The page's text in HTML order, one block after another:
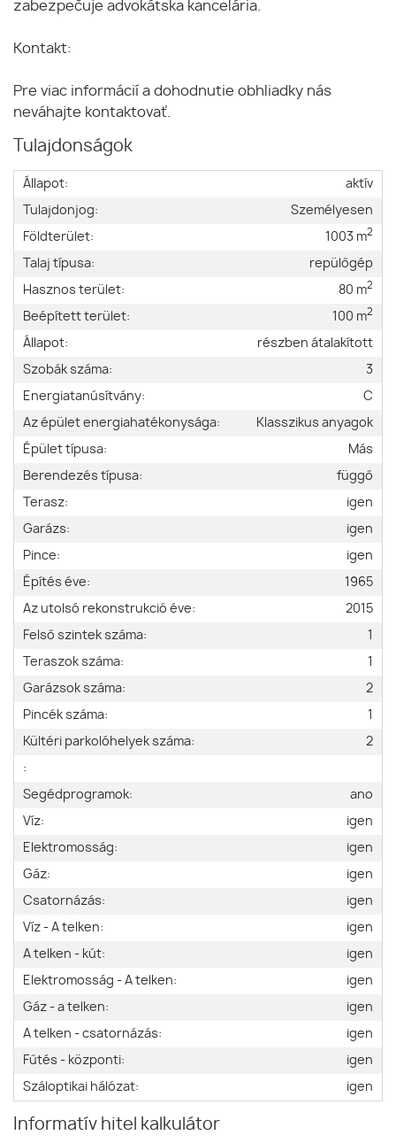
zabezpečuje advokátska kancelária.
Kontakt:
Pre viac informácií a dohodnutie obhliadky nás
neváhajte kontaktovať.
Tulajdonságok
Állapot:
aktív
Tulajdonjog:
Személyesen
Földterület:
1003 m2
Talaj típusa:
repülőgép
Hasznos terület:
80 m2
Beépített terület: 100 m2
Állapot:
részben átalakított
Szobák száma:
3
Energiatanúsítvány:
C
Az épület energiahatékonysága:
Klasszikus anyagok
Épület típusa:
Más
Berendezés típusa:
függő
Terasz:
igen
Garázs:
igen
Pince:
igen
Építés éve:
1965
Az utolsó rekonstrukció éve:
2015
Felső szintek száma:
1
Teraszok száma:
1
Garázsok száma:
2
Pincék száma:
1
Kültéri parkolóhelyek száma:
2
:
Segédprogramok:
ano
Víz:
igen
Elektromosság:
igen
Gáz:
igen
Csatornázás:
igen
Víz - A telken:
igen
A telken - kút:
igen
Elektromosság - A telken:
igen
Gáz - a telken:
igen
A telken - csatornázás:
igen
Fűtés - központi:
igen
Száloptikai hálózat:
igen
Informatív hitel kalkulátor